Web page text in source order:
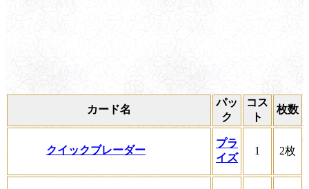
カード名
パッ
ク
コス
ト
枚数
クイックブレーダー
プラ
イズ
1 2枚